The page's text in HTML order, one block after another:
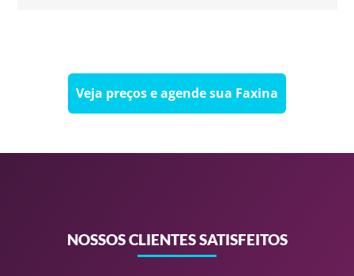
Veja preços e agende sua Faxina
NOSSOS CLIENTES SATISFEITOS